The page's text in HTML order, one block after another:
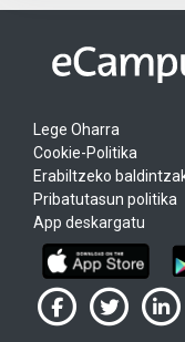
Lege Oharra
Cookie-Politika
Erabiltzeko
Pribatutasun politika
App deskargatu
UPV/EHU en
UPV/